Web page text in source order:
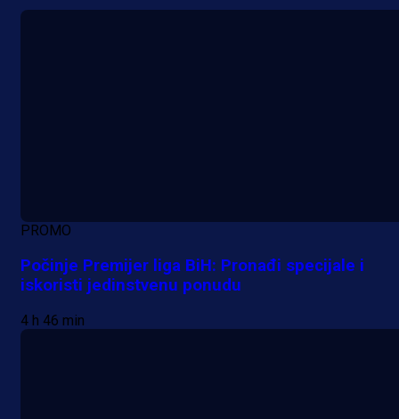
PROMO
Počinje Premijer liga BiH: Pronađi specijale i
iskoristi jedinstvenu ponudu
4 h 46 min